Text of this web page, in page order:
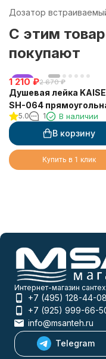
Дозатор
C этим
покупают
хит
1 210 ₽2 670 ₽
Душевая лейка
SH-064
пластик, 3 режима,
6х8х261 мм, хром
5.0 1 В наличии
В корзину
Купить в 1 клик
Интернет-магазин
+7 (495) 128-44-08
+7 (925) 999-66-
info@msanteh.ru
Telegram